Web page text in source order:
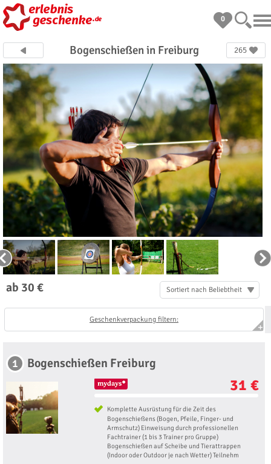
0
Bogenschießen in Freiburg 265
ab 30 € Sortiert nach Beliebtheit
Geschenkverpackung filtern:
1 Bogenschießen Freiburg
31 €
Komplette Ausrüstung für die Zeit des
Bogenschießens (Bogen, Pfeile, Finger- und
Armschutz) Einweisung durch professionellen
Fachtrainer (1 bis 3 Trainer pro Gruppe)
Bogenschießen auf Scheibe und Tierattrappen
(Indoor oder Outdoor je nach Wetter) Teilnehm